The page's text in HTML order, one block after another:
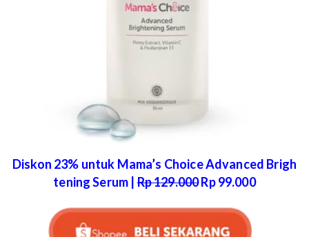
Diskon 23% untuk Mama’s Choice Advanced Brigh
tening Serum |Rp 129.000Rp 99.000